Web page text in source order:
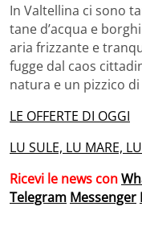
In Valtellina ci sono
tane d’acqua e
aria frizzante e
fugge dal caos
natura e un pizzico
LE OFFERTE DI OGGI
LU SULE, LU MARE,
Ricevi le news con
Telegram Messenger